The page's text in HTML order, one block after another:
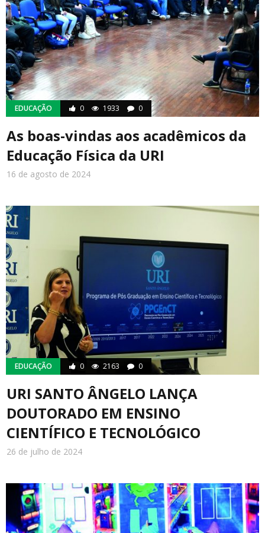
EDUCAÇÃO 0 1933 0
As boas-vindas aos acadêmicos da
Educação Física da URI
16 de agosto de 2024
EDUCAÇÃO 0 2163 0
URI SANTO ÂNGELO LANÇA
DOUTORADO EM ENSINO
CIENTÍFICO E TECNOLÓGICO
26 de julho de 2024